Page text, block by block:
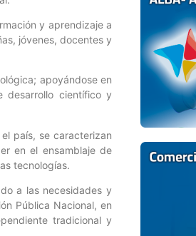
y aprendizaje a
jóvenes, docentes y
apoyándose en
desarrollo científico y
país, se caracterizan
en el ensamblaje de
tecnologías.
a las necesidades y
Pública Nacional, en
tradicional y